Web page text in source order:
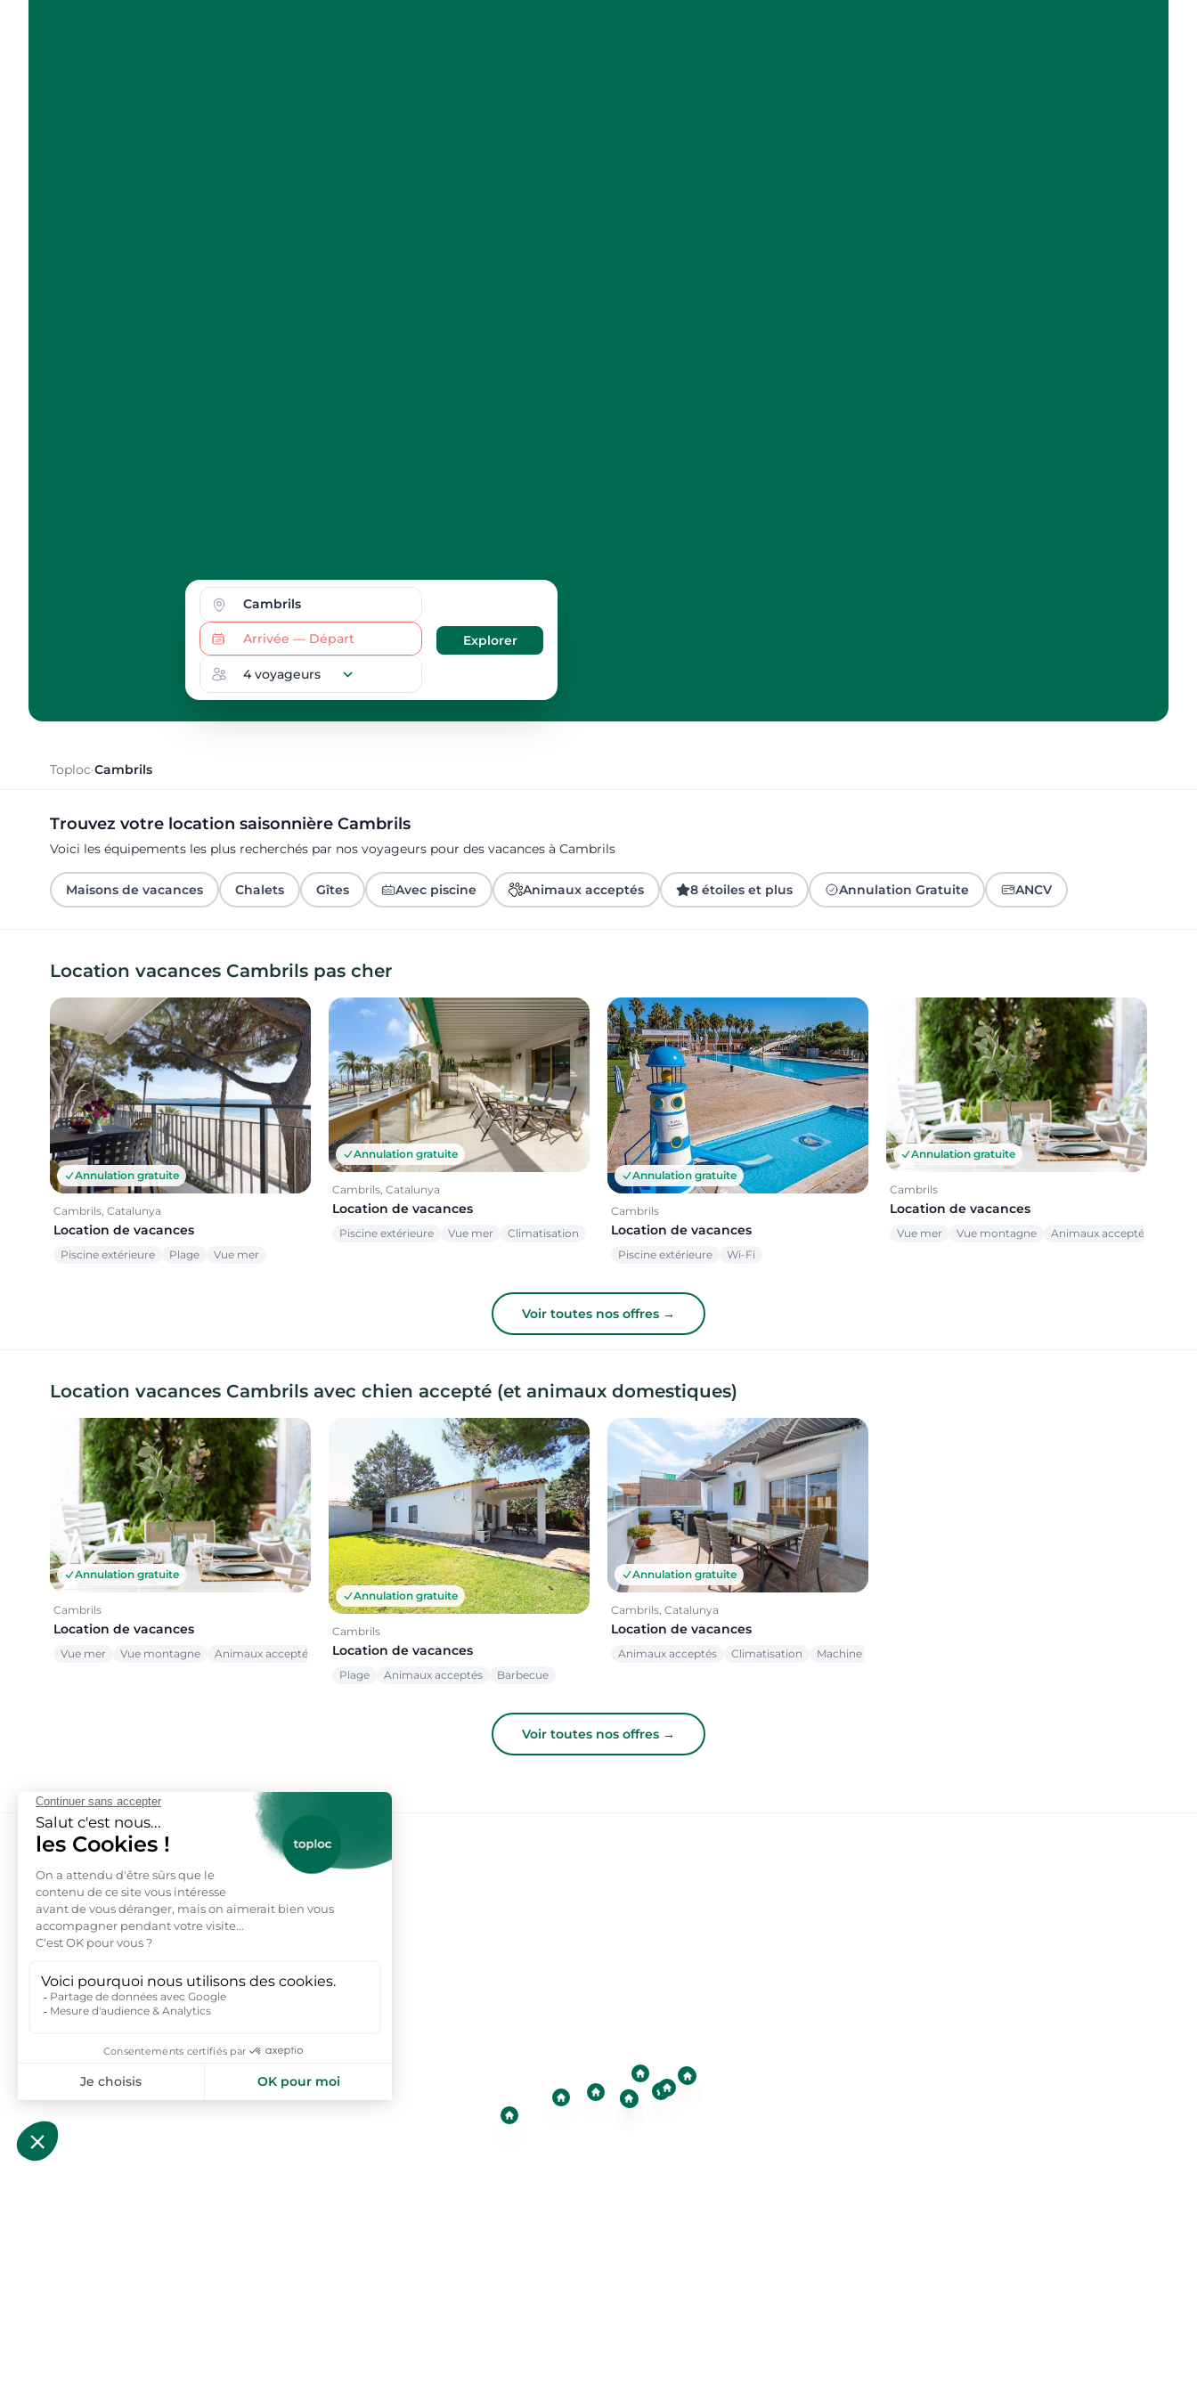
Toploc·Cambrils
Trouvez votre location saisonnière Cambrils
Voici les équipements les plus recherchés par nos voyageurs pour des vacances à Cambrils
Maisons de vacances Chalets Gîtes Avec piscine Animaux acceptés 8 étoiles et plus Annulation Gratuite ANCV
Location vacances Cambrils pas cher
Annulation gratuite
Cambrils, Catalunya
Location de vacances
Piscine extérieure Plage Vue mer
Annulation gratuite
Cambrils, Catalunya
Location de vacances
Piscine extérieure Vue mer Climatisation
Annulation gratuite
Cambrils
Location de vacances
Piscine extérieure Wi-Fi
Annulation gratuite
Cambrils
Location de vacances
Vue mer Vue montagne Animaux acceptés
Voir toutes nos offres →
Location vacances Cambrils avec chien accepté (et animaux domestiques)
Annulation gratuite
Cambrils
Location de vacances
Vue mer Vue montagne Animaux acceptés
Annulation gratuite
Cambrils
Location de vacances
Plage Animaux acceptés Barbecue
Annulation gratuite
Cambrils, Catalunya
Location de vacances
Animaux acceptés Climatisation Machine à laver
Voir toutes nos offres →